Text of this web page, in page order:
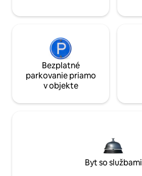
Bezplatné
parkovanie priamo
v objekte
Byt so službami